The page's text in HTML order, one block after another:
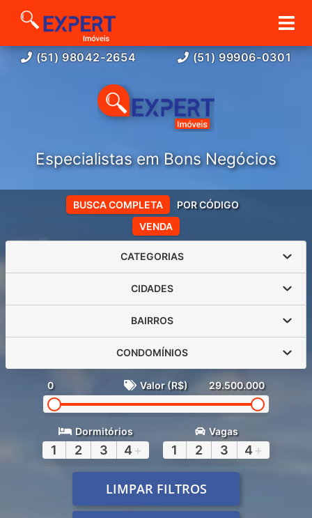
(51) 98042-2654 (51) 99906-0301
Especialistas em Bons Negócios
VENDA
BUSCA COMPLETA POR CÓDIGO
CATEGORIAS
CIDADES
BAIRROS
CONDOMÍNIOS
0 Valor (R$) 29.500.000
Dormitórios
1 2 3 4 +
Vagas
1 2 3 4 +
LIMPAR FILTROS